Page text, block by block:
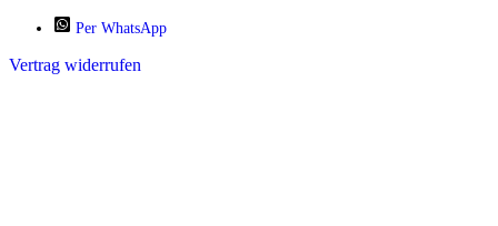
Per WhatsApp
Vertrag widerrufen